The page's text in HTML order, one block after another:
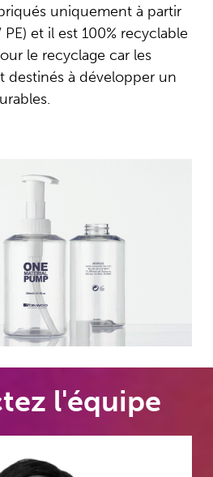
uniquement à partir
et il est 100% recyclable
le recyclage car les
destinés à développer un
l'équipe